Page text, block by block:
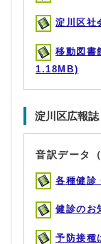
淀川区社
移動図書
1.18MB)
淀川区広報誌
音訳データ（
各種健診
健診の
予防接種